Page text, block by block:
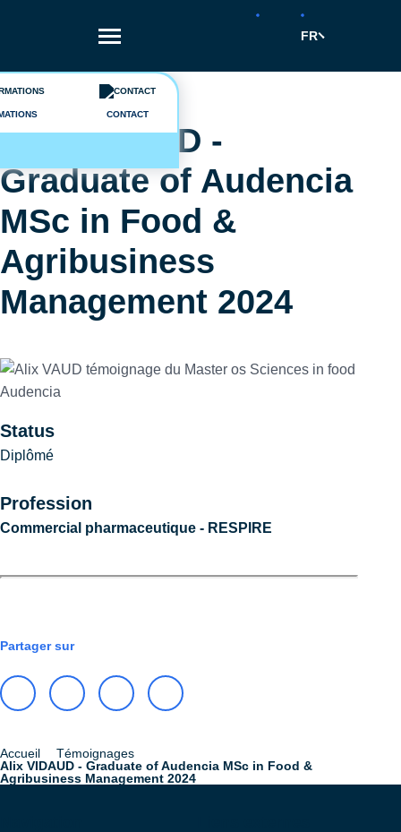
principal
FR
CONTACT
Témoignages
Alix VIDAUD -
Graduate of Audencia
MSc in Food &
Agribusiness
Management 2024
Status
Diplômé
Profession
Commercial pharmaceutique - RESPIRE
Partager sur
Fil
d'Ariane
Accueil
Témoignages
Alix VIDAUD - Graduate of Audencia MSc in Food &
Agribusiness Management 2024